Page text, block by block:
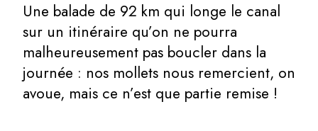
Une balade de 92 km qui longe le canal
sur un itinéraire qu’on ne pourra
malheureusement pas boucler dans la
journée : nos mollets nous remercient, on
avoue, mais ce n’est que partie remise !